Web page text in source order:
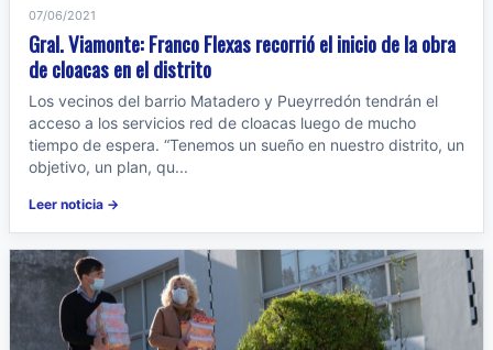
07/06/2021
Gral. Viamonte: Franco Flexas recorrió el inicio de la obra
de cloacas en el distrito
Los vecinos del barrio Matadero y Pueyrredón tendrán el
acceso a los servicios red de cloacas luego de mucho
tiempo de espera. “Tenemos un sueño en nuestro distrito, un
objetivo, un plan, qu...
Leer noticia →